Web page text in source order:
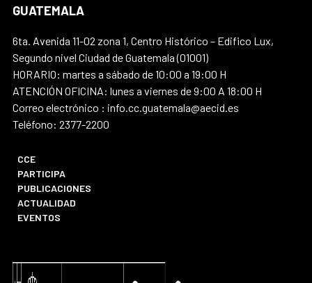
GUATEMALA
6ta. Avenida 11-02 zona 1, Centro Histórico – Edifico Lux,
Segundo nivel Ciudad de Guatemala (01001)
HORARIO: martes a sábado de 10:00 a 19:00 H
ATENCIÓN OFICINA: lunes a viernes de 9:00 A 18:00 H
Correo electrónico : info.cc.guatemala@aecid.es
Teléfono: 2377-2200
CCE
PARTICIPA
PUBLICACIONES
ACTUALIDAD
EVENTOS